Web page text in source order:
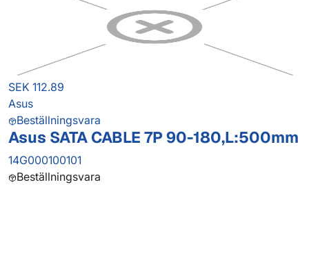
SEK 112.89
Asus
Beställningsvara
Asus SATA CABLE 7P 90-180,L:500mm
14G000100101
Beställningsvara